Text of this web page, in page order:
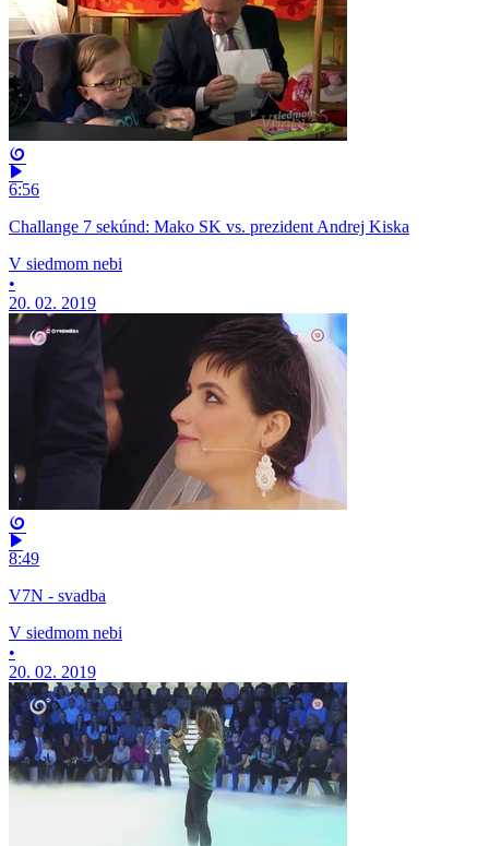
6:56
Challange 7 sekúnd: Mako SK vs. prezident Andrej Kiska
V siedmom nebi
•
20. 02. 2019
8:49
V7N - svadba
V siedmom nebi
•
20. 02. 2019